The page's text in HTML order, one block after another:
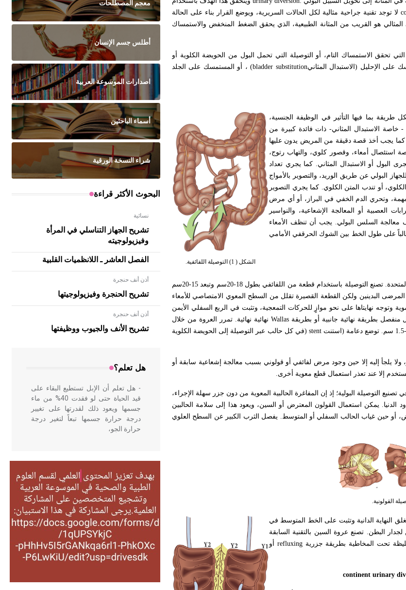
لا توجد تقنية جراحية مثالية لكل الحالات السريرية، ويوضع القرار بناء على الحالة
هو القريب من المثانة الطبيعية، الذي يحقق الضغط المنخفض والاستمساك
تحقق الاستمساك التام، أو التوصيلة التي تحمل البول من الحويضة الكلوية أو
الإحليل (الاستبدال المثاني(bladder substitution ، أو المستمسك على الجلد
الشكل ( 1) التوصيلة اللفائفية.
بما فيها التأثير في الوظيفة الجنسية،
الاستبدال المثاني- ذات فائدة كبيرة من
كما يجب أخذ قصة دقيقة من المريض يدون عليها
أمعاء، وقصور كلوي، والتهاب رتوج،
البول أو الاستبدال المثاني. كما يجري تعداد
البولي عن طريق الوريد، والتصوير بالأمواج
أو تندب المتن الكلوي. كما يجري التصوير
مهمة، وتحري الدم الخفي في البراز، أو أي مرض
العصبية أو المعالجة الإشعاعية، والنواسير
معالجة السلس البولي. يجب أن تنظف الأمعاء
على طول الخط بين الشوك الحرقفي الأمامي
هي أكثر أشكال تحويل مجرى البول في الولايات المتحدة. تصنع التوصيلة باستخدام قطعة من اللفائفي بطول 18-20سم وتبعد 15-20سم
عروة أطول عند المرضى البدينين ولكن القطعة القصيرة تقلل من السطح المعوي الامتصاصي للأمعاء
وتوجه نهايتاها على نحو موازٍ للحركات التمعجية، وتثبت في الربع السفلي الأيمن
منفصل بطريقة نهائية جانبية أو بطريقة Wallas نهائية نهائية. تمرر العروة من خلال
) stentفي كل حالب عبر التوصيلة إلى الحويضة الكلوية
ولا يلجأ إليه إلا حين وجود مرض لفائفي أو قولوني بسبب معالجة إشعاعية سابقة أو
إلا عند تعذر استعمال قطع معوية أخرى.
التوصيلة البولية؛ إذ إن المفاغرة الحالبية المعوية من دون جزر سهلة الإجراء،
يمكن استعمال القولون المعترض أو السين، ويعود هذا إلى سلامة الحالبين
أو حين غياب الحالب السفلي أو المتوسط. يفصل الثرب الكبير عن السطح العلوي
النهاية الدانية وتثبت على الخط المتوسط في
البطن. تصنع عروة السين بالتقنية السابقة
تحت المخاطية بطريقة جزرية refluxing
أو
continent urinary
معجم المصطلحات
أطلس جسم الإنسان
اصدارات الموسوعة العربية
أسماء الباحثين
شراء النسخة الورقية
البحوث الأكثر قراءة
نسائية
تشريح الجهاز التناسلي في المرأة
وفيزيولوجيته
الفصل العاشر ـ اللانظميات القلبية
أذن أنف حنجرة
تشريح الحنجرة وفيزيولوجيتها
أذن أنف حنجرة
تشريح الأنف والجيوب ووظيفتها
هل تعلم؟
- هل تعلم أن الأبلق نوع من الفنون
الهندسية التي ارتبطت بالعمارة الإسلامية
في بلاد الشام ومصر خاصة، حيث يحرص
- هل تعلم أن الإبل تستطيع البقاء على
قيد الحياة حتى لو فقدت 40% من ماء
جسمها ويعود ذلك لقدرتها على تغيير
درجة حرارة جسمها تبعاً لتغير درجة
حرارة الجو،
- هل تعلم أن أبقراط كتب في الطب
أربعة مؤلفات هي: الحكم، الأدلة، تنظيم
التغذية، ورسالته في جروح الرأس.
ويعود له الفضل بأنه حرر الطب من
الدين والفلسفة.
- هل تعلم أن المرجان إفراز حيواني
يتكون في البحر ويتركب من مادة
كربونات الكلسيوم، وهو أحمر أو شديد
الحمرة وهو أجود أنواعه، ويمتاز بكبر